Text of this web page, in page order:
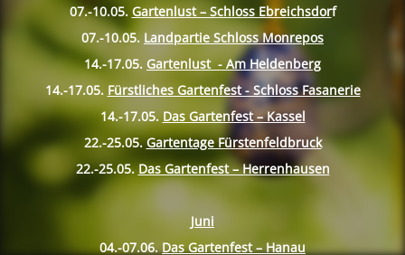
07.-10.05. Gartenlust – Schloss Ebreichsdorf
07.-10.05. Landpartie Schloss Monrepos
14.-17.05. Gartenlust - Am Heldenberg
14.-17.05. Fürstliches Gartenfest - Schloss Fasanerie
14.-17.05. Das Gartenfest – Kassel
22.-25.05. Gartentage Fürstenfeldbruck
22.-25.05. Das Gartenfest – Herrenhausen
Juni
04.-07.06. Das Gartenfest – Hanau